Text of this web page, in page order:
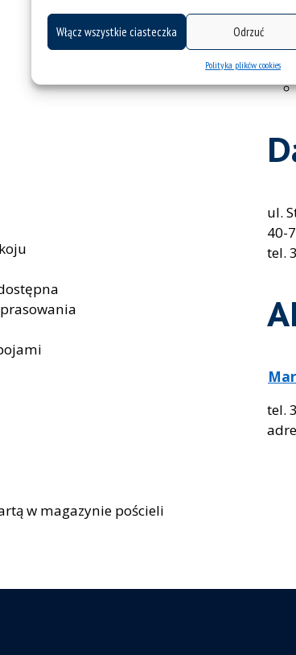
Włącz wszystkie ciasteczka Odrzuć
Polityka plików cookies
w magazynie pościeli
ul.
40-
tel.
tel.